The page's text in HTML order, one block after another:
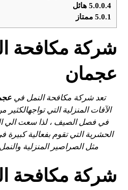
5.0.0.4 هائل
5.0.1 ممتاز
شركة مكافحة
عجمان
تعد شركة مكافحة النمل في
الآفات المنزلية التي
في فصل الصيف ، لذا سعت الي
الحشرية التي تقوم بفعالية كبيرة
مثل الصراصير المنزلية
شركة مكافحة